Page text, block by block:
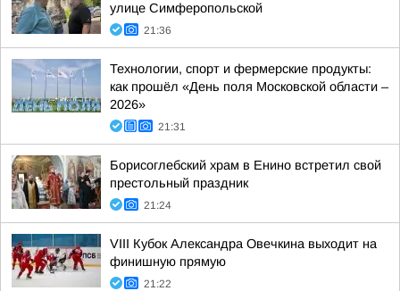
улице Симферопольской
21:36
Технологии, спорт и фермерские продукты:
как прошёл «День поля Московской области –
2026»
21:31
Борисоглебский храм в Енино встретил свой
престольный праздник
21:24
VIII Кубок Александра Овечкина выходит на
финишную прямую
21:22